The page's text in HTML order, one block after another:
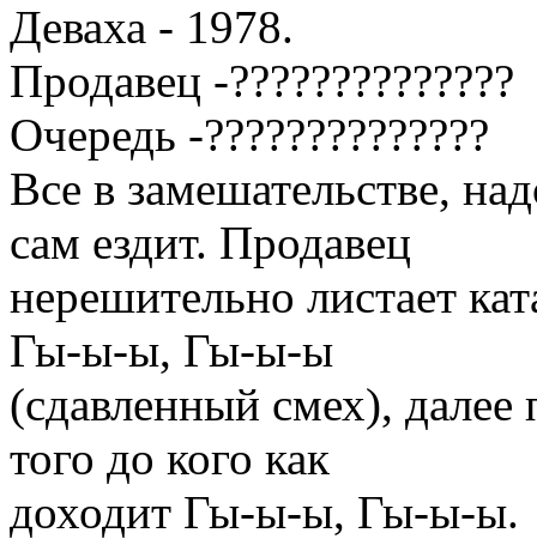
Деваха - 1978.
Продавец -??????????????
Очередь -??????????????
Все в замешательстве,
сам ездит. Продавец
нерешительно листает
Гы-ы-ы, Гы-ы-ы
(сдавленный смех), далее
того до кого как
доходит Гы-ы-ы, Гы-ы-ы.